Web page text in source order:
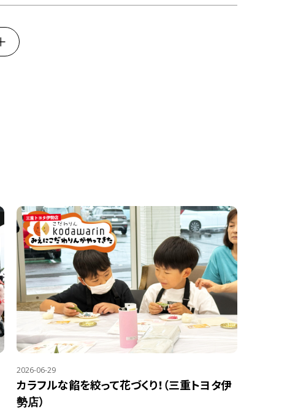
2026-06-29
カラフルな餡を絞って花づくり！（三重トヨタ伊
勢店）